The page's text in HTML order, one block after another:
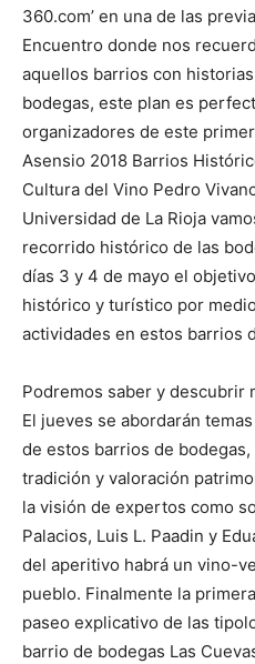
360.com’ en una de las
Encuentro donde nos
aquellos barrios con
bodegas, este plan es
organizadores de este
Asensio 2018 Barrios
Cultura del Vino Pedro
Universidad de La Rioja
recorrido histórico de las
días 3 y 4 de mayo el
histórico y turístico por
actividades en estos barrios
Podremos saber y descubrir
El jueves se abordarán
de estos barrios de
tradición y valoración
la visión de expertos como
Palacios, Luis L. Paadin y
del aperitivo habrá un vino-
pueblo. Finalmente la
paseo explicativo de las
barrio de bodegas Las